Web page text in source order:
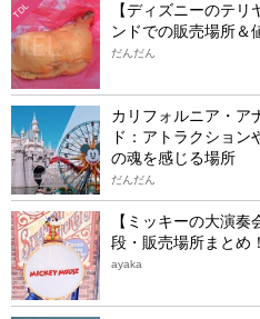
TDL
【ディズニーのテ
ンドでの販売場所＆
だんだん
カリフォルニア・ア
ド：アトラクション
の魂を感じる場所
だんだん
【ミッキーの大演
段・販売場所まとめ
ayaka